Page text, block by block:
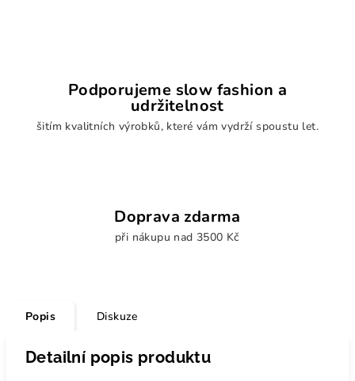
Podporujeme slow fashion a
udržitelnost
šitím kvalitních výrobků, které vám vydrží spoustu let.
Doprava zdarma
při nákupu nad 3500 Kč
Popis Diskuze
Detailní popis produktu